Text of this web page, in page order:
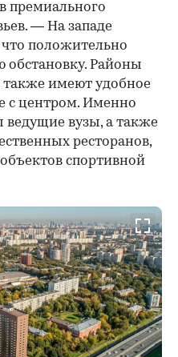
премиального
— На западе
положительно
обстановку. Районы
также имеют удобное
с центром. Именно
ведущие вузы, а также
ресторанов,
спортивной